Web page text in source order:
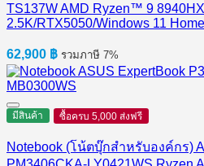
TS137W AMD Ryzen™ 9
2.5K/RTX5050/Windows 11 Home
62,900 ฿ รวมภาษี 7%
มีสินค้า ซื้อครบ 5,000 ส่งฟรี
Notebook (โน้ตบุ๊กสำหรับองค์กร)